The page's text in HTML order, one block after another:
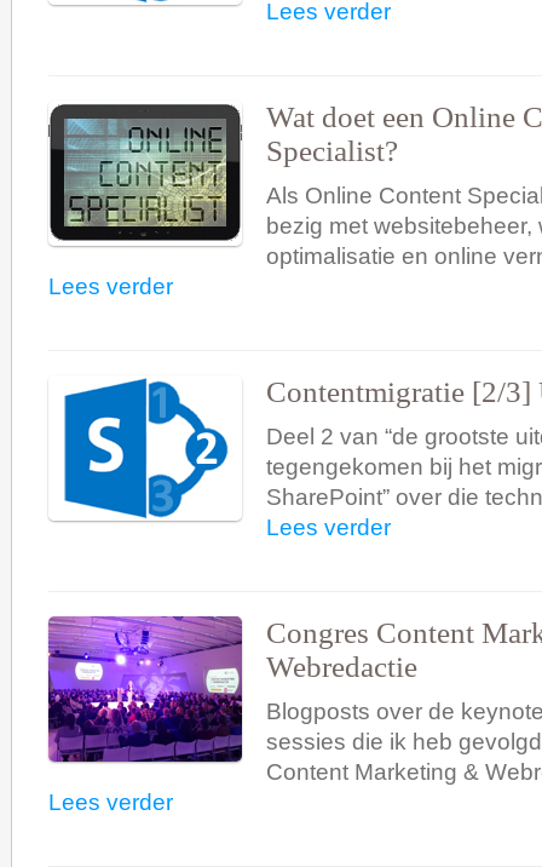
Lees verder
Wat doet een Online
Specialist?
Als Online Content
bezig met websitebeheer,
optimalisatie en online
Lees verder
Contentmigratie [2/3]
Deel 2 van “de grootste
tegengekomen bij het
SharePoint” over die
Lees verder
Congres Content
Webredactie
Blogposts over de
sessies die ik heb
Content Marketing &
Lees verder